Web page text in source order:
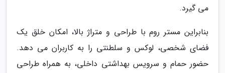
می گیرد.
بنابراین مستر روم با طراحی و متراژ بالا، امکان خلق یک
فضای شخصی، لوکس و سلطنتی را به کاربران می دهد.
حضور حمام و سرویس بهداشتی داخلی، به همراه طراحی